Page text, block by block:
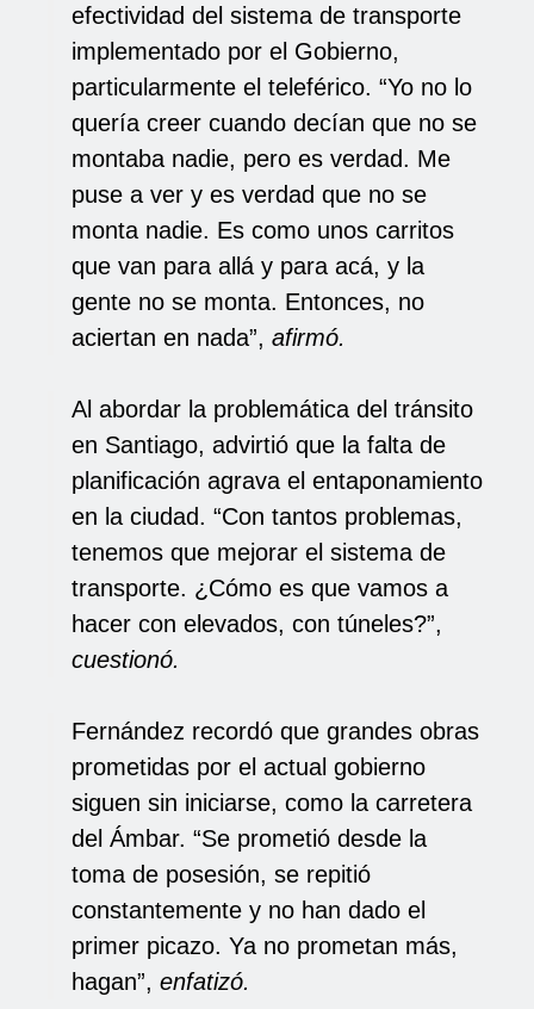
efectividad del sistema de transporte
implementado por el Gobierno,
particularmente el teleférico. “Yo no lo
quería creer cuando decían que no se
montaba nadie, pero es verdad. Me
puse a ver y es verdad que no se
monta nadie. Es como unos carritos
que van para allá y para acá, y la
gente no se monta. Entonces, no
aciertan en nada”, afirmó.
Al abordar la problemática del tránsito
en Santiago, advirtió que la falta de
planificación agrava el entaponamiento
en la ciudad. “Con tantos problemas,
tenemos que mejorar el sistema de
transporte. ¿Cómo es que vamos a
hacer con elevados, con túneles?”,
cuestionó.
Fernández recordó que grandes obras
prometidas por el actual gobierno
siguen sin iniciarse, como la carretera
del Ámbar. “Se prometió desde la
toma de posesión, se repitió
constantemente y no han dado el
primer picazo. Ya no prometan más,
hagan”, enfatizó.